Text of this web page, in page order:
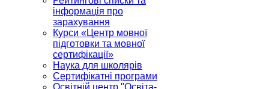
інформація про
зарахування
Курси «Центр мовної
підготовки та мовної
сертифікації»
Наука для школярів
Сертифікатні програми
Освітній центр "Освіта-